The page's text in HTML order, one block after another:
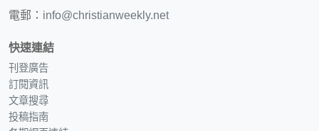
電郵： info@christianweekly.net
快速連結
刊登廣告
訂閱資訊
文章搜尋
投稿指南